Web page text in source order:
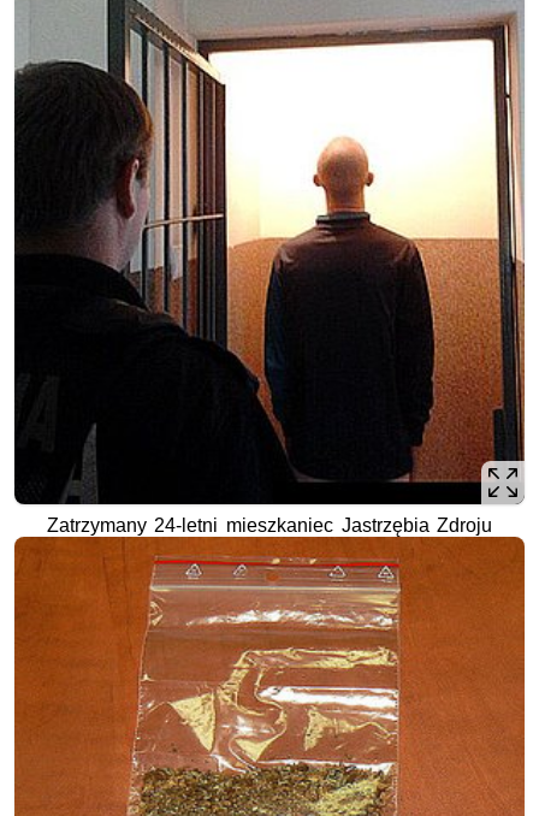
Zatrzymany 24-letni mieszkaniec Jastrzębia Zdroju